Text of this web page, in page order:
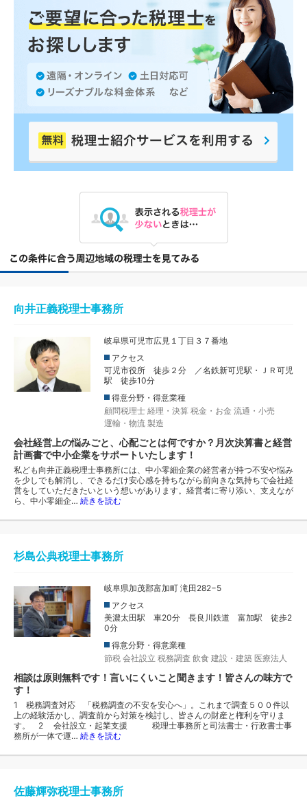
向井正義税理士事務所
岐阜県可児市広見１丁目３７番地
アクセス
可児市役所 徒歩２分 ／名鉄新可児駅・ＪＲ可児
駅 徒歩10分
得意分野・得意業種
顧問税理士 経理・決算 税金・お金 流通・小売
運輸・物流 製造
会社経営上の悩みごと、心配ごとは何ですか？月次決算書と経営
計画書で中小企業をサポートいたします！
私ども向井正義税理士事務所には、中小零細企業の経営者が持つ不安や悩み
を少しでも解消し、できるだけ安心感を持ちながら前向きな気持ちで会社経
営をしていただきたいという想いがあります。経営者に寄り添い、支えなが
ら、中小零細企… 続きを読む
杉島公典税理士事務所
岐阜県加茂郡富加町 滝田282−5
アクセス
美濃太田駅 車20分 長良川鉄道 富加駅 徒歩2
0分
得意分野・得意業種
節税 会社設立 税務調査 飲食 建設・建築 医療法人
相談は原則無料です！言いにくいこと聞きます！皆さんの味方で
す！
1 税務調査対応 「税務調査の不安を安心へ」。これまで調査５００件以
上の経験活かし、調査前から対策を検討し、皆さんの財産と権利を守りま
す。 2 会社設立・起業支援 税理士事務所と司法書士・行政書士事
務所が一体で運… 続きを読む
佐藤輝弥税理士事務所